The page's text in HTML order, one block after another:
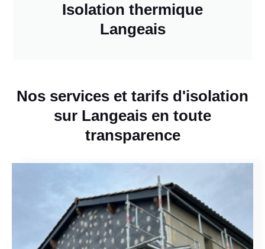
Isolation thermique
Langeais
Nos services et tarifs d'isolation
sur Langeais en toute
transparence